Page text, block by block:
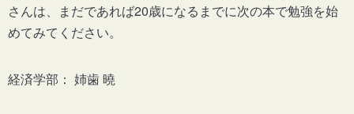
さんは、まだであれば20歳になるまでに次の本で勉強を始
めてみてください。
経済学部： 姉歯 曉